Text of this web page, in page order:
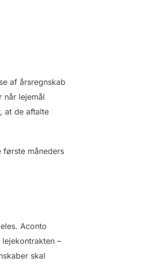
af årsregnskab
når lejemål
at de aftalte
første måneders
Aconto
–
skal